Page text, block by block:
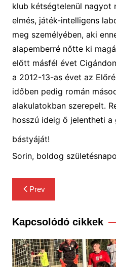
klub kétségtelenül nagyot
elmés, játék-intelligens
meg személyében, aki
alapemberré nőtte ki
előtt másfél évet
a 2012-13-as évet az
időben pedig román
alakulatokban szerepelt.
hosszú ideig ő jelentheti
bástyáját!
Sorin, boldog
Bejegyzés
navigáció
Prev
Kapcsolódó cikkek